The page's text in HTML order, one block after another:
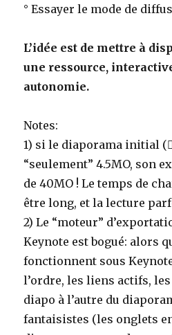
° Essayer le mode de
L’idée est de mettre à
une ressource,
autonomie.
Notes:
1) si le diaporama initial
“seulement” 4.5MO, son
de 40MO ! Le temps de
être long, et la lecture
2) Le “moteur”
Keynote est bogué: alors
fonctionnent sous
l’ordre, les liens actifs, les
diapo à l’autre du
fantaisistes (les onglets